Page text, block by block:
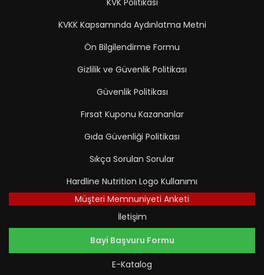
KVKK Kapsamında Aydınlatma Metni
Ön Bilgilendirme Formu
Gizlilik ve Güvenlik Politikası
Güvenlik Politikası
Fırsat Kuponu Kazananlar
Gıda Güvenliği Politikası
Sıkça Sorulan Sorular
Hardline Nutrition Logo Kullanımı
Müşteri Memnuniyeti Anketi
İletişim
Bayi Başvuru Formu
E-Katalog